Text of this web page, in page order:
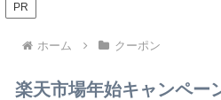
PR
ホーム クーポン
楽天市場年始キャンペー